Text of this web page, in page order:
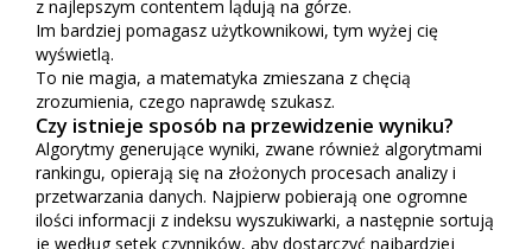
z najlepszym contentem lądują na górze.
Im bardziej pomagasz użytkownikowi, tym wyżej cię
wyświetlą.
To nie magia, a matematyka zmieszana z chęcią
zrozumienia, czego naprawdę szukasz.
Czy istnieje sposób na przewidzenie wyniku?
Algorytmy generujące wyniki, zwane również algorytmami
rankingu, opierają się na złożonych procesach analizy i
przetwarzania danych. Najpierw pobierają one ogromne
ilości informacji z indeksu wyszukiwarki, a następnie sortują
je według setek czynników, aby dostarczyć najbardziej